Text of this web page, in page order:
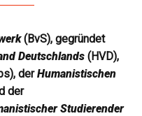
(BvS), gegründet
Deutschlands (HVD),
derHumanistischen
der
Studierender